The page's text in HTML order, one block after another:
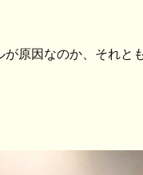
原因なのか、それと